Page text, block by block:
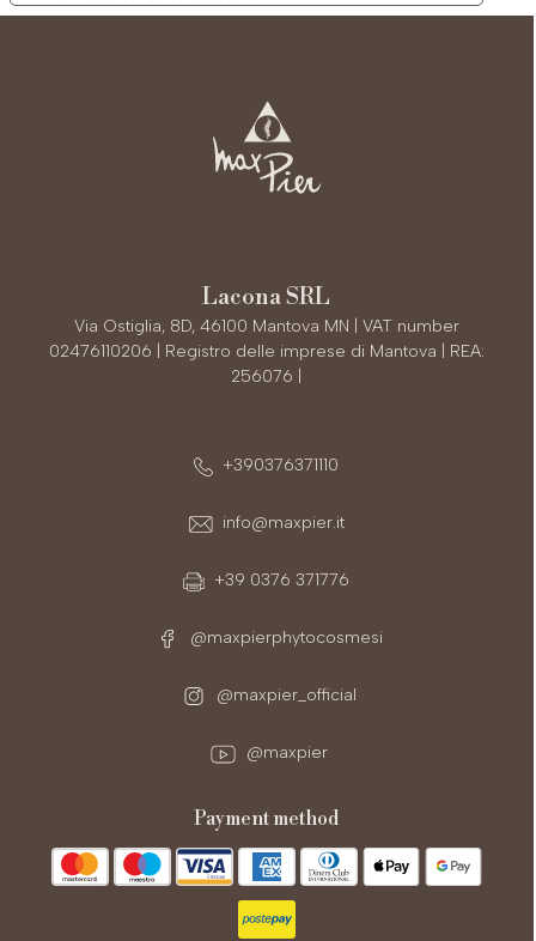
Lacona SRL
Via Ostiglia, 8D, 46100 Mantova MN | VAT number
02476110206 | Registro delle imprese di Mantova | REA:
256076 |
+390376371110
info@maxpier.it
+39 0376 371776
@maxpierphytocosmesi
@maxpier_official
@maxpier
payment method